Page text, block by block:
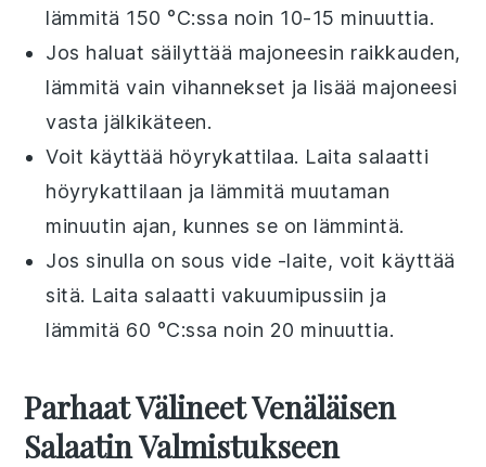
lämmitä 150 °C:ssa noin 10-15 minuuttia.
Jos haluat säilyttää majoneesin raikkauden,
lämmitä vain vihannekset ja lisää majoneesi
vasta jälkikäteen.
Voit käyttää höyrykattilaa. Laitasalaatti
höyrykattilaan ja lämmitä muutaman
minuutin ajan, kunnes se on lämmintä.
Jos sinulla on sous vide -laite, voit käyttää
sitä. Laitasalaatti vakuumipussiin ja
lämmitä 60 °C:ssa noin 20 minuuttia.
Parhaat Välineet Venäläisen
Salaatin Valmistukseen